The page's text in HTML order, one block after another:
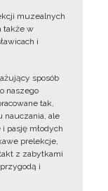
muzealnych
także w
i
sposób
naszego
tak,
nauczania, ale
pasję młodych
prelekcje,
z zabytkami
i